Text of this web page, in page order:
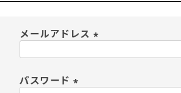
メールアドレス
パスワード